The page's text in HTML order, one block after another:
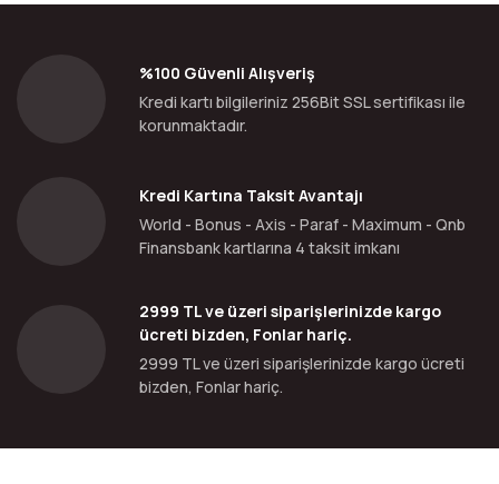
%100 Güvenli Alışveriş
Kredi kartı bilgileriniz 256Bit SSL sertifikası ile
korunmaktadır.
Kredi Kartına Taksit Avantajı
World - Bonus - Axis - Paraf - Maximum - Qnb
Finansbank kartlarına 4 taksit imkanı
2999 TL ve üzeri siparişlerinizde kargo
ücreti bizden, Fonlar hariç.
2999 TL ve üzeri siparişlerinizde kargo ücreti
bizden, Fonlar hariç.